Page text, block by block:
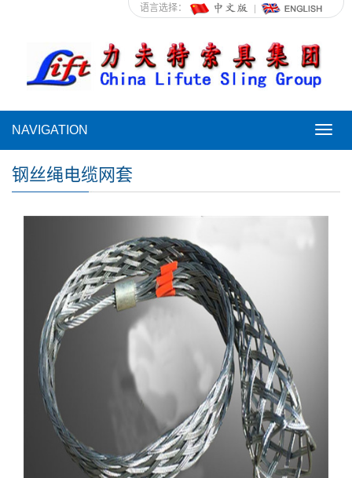
语言选择：
NAVIGATION
钢丝绳电缆网套